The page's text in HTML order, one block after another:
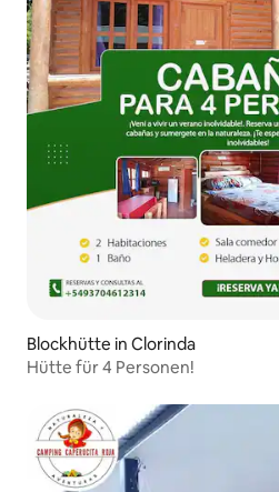
Blockhütte in Clorinda
Hütte für 4 Personen!